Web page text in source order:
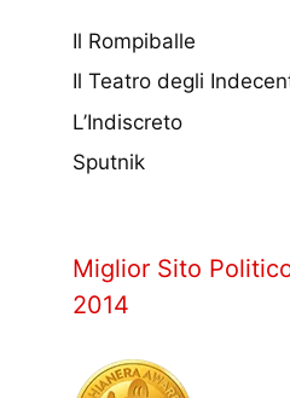
Il Rompiballe
Il Teatro degli
L’Indiscreto
Sputnik
Miglior Sito
2014